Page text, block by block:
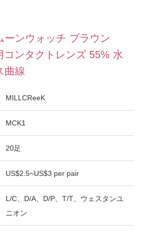
ーンウォッチ ブラウン
コンタクトレンズ 55% 水
曲線
MILLCReeK
MCK1
20足
US$2.5~US$3 per pair
L/C、D/A、D/P、T/T、ウェスタンユ
ニオン